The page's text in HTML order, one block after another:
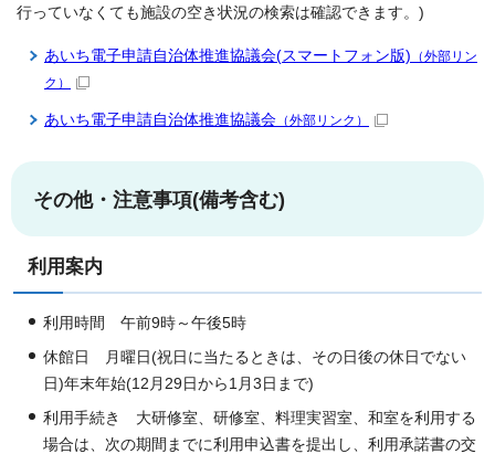
行っていなくても施設の空き状況の検索は確認できます。)
あいち電子申請自治体推進協議会(スマートフォン版) （外部リン
ク）
あいち電子申請自治体推進協議会 （外部リンク）
その他・注意事項(備考含む)
利用案内
利用時間 午前9時～午後5時
休館日 月曜日(祝日に当たるときは、その日後の休日でない
日)年末年始(12月29日から1月3日まで)
利用手続き 大研修室、研修室、料理実習室、和室を利用する
場合は、次の期間までに利用申込書を提出し、利用承諾書の交